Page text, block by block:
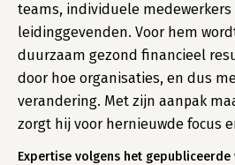
teams, individuele medewerkers
leidinggevenden. Voor hem
duurzaam gezond financieel
door hoe organisaties, en dus
verandering. Met zijn aanpak
zorgt hij voor hernieuwde focus
Expertise volgens het gepubliceerde